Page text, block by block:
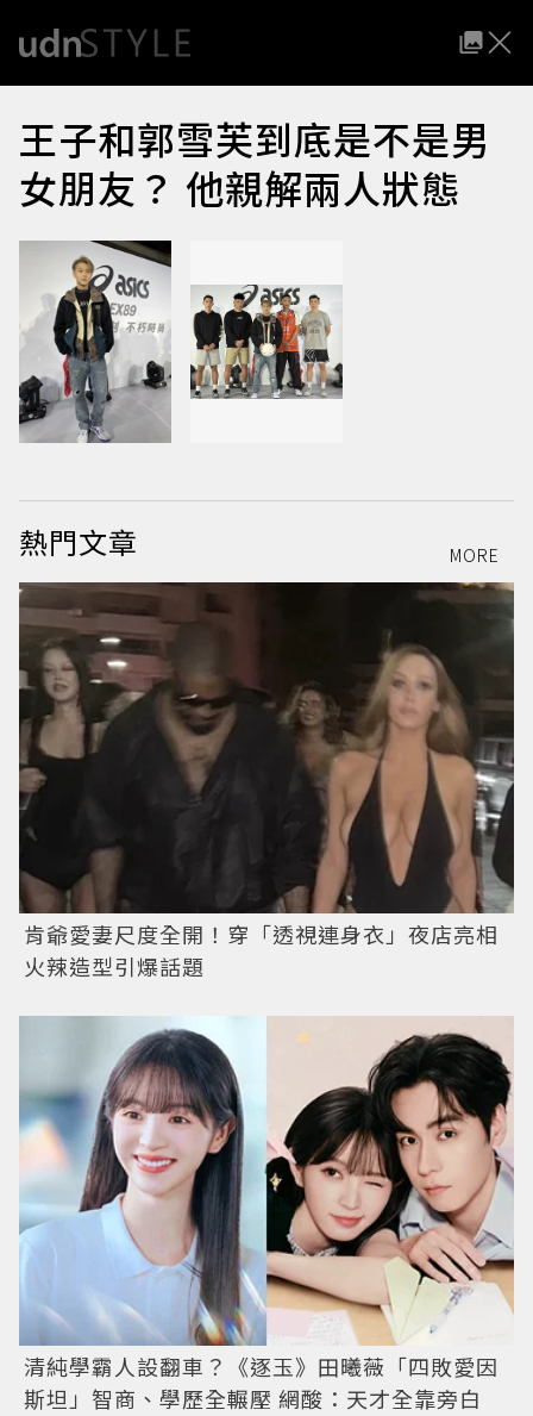
王子和郭雪芙到底是不是男
女朋友？ 他親解兩人狀態
熱門文章 MORE
肯爺愛妻尺度全開！穿「透視連身衣」夜店亮相
火辣造型引爆話題
清純學霸人設翻車？《逐玉》田曦薇「四敗愛因
斯坦」智商、學歷全輾壓 網酸：天才全靠旁白